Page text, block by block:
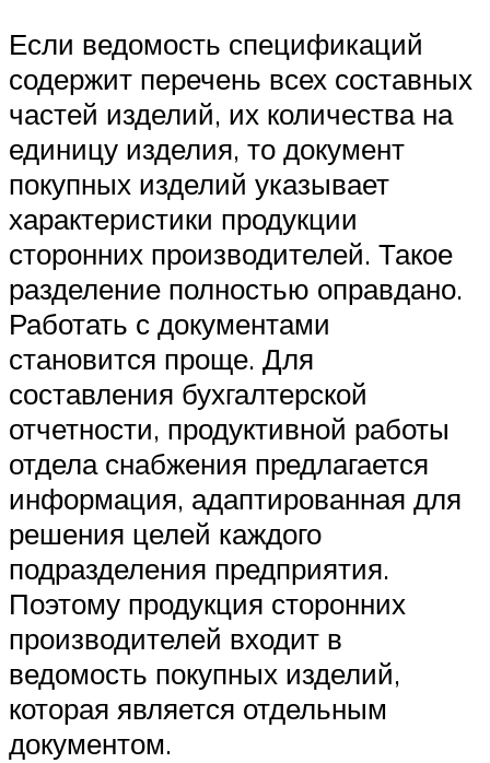
Если ведомость спецификаций
содержит перечень всех составных
частей изделий, их количества на
единицу изделия, то документ
покупных изделий указывает
характеристики продукции
сторонних производителей. Такое
разделение полностью оправдано.
Работать с документами
становится проще. Для
составления бухгалтерской
отчетности, продуктивной работы
отдела снабжения предлагается
информация, адаптированная для
решения целей каждого
подразделения предприятия.
Поэтому продукция сторонних
производителей входит в
ведомость покупных изделий,
которая является отдельным
документом.